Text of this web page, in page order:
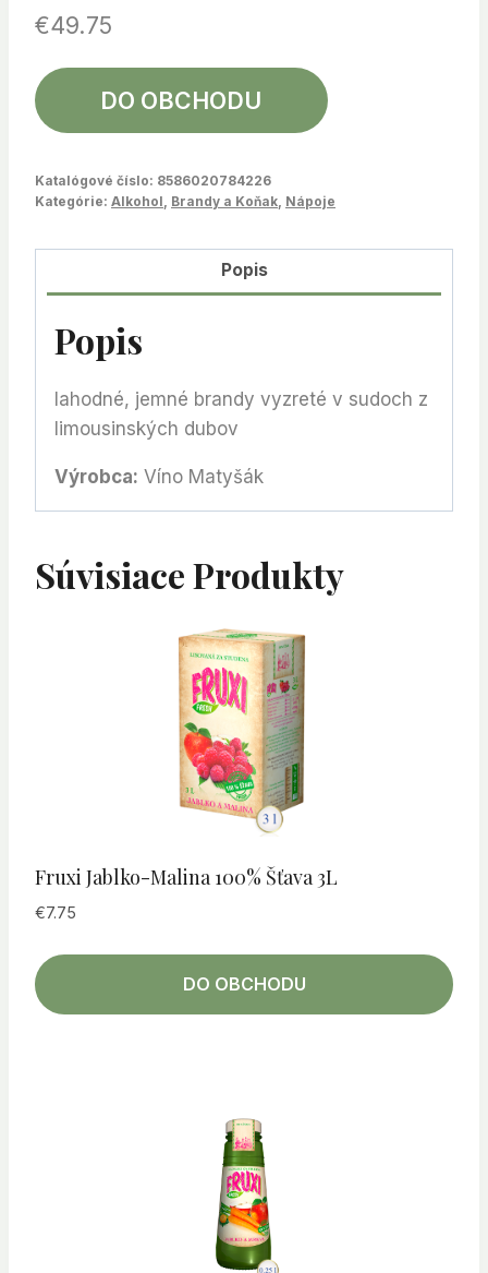
€49.75
DO OBCHODU
Katalógové číslo: 8586020784226
Kategórie: Alkohol Brandy a Koňak Nápoje
Popis
Popis
lahodné, jemné brandy vyzreté v sudoch z
limousinských dubov
Výrobca: Víno Matyšák
Súvisiace Produkty
Fruxi Jablko-Malina 100% Šťava 3L
€7.75
DO OBCHODU